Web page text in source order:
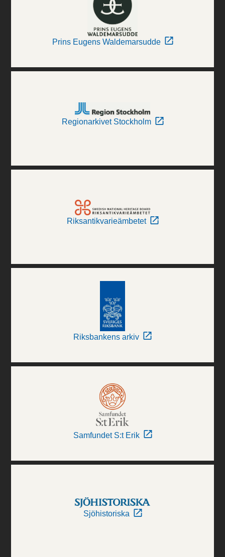
Prins Eugens Waldemarsudde
Regionarkivet Stockholm
Riksantikvarieämbetet
Riksbankens arkiv
Samfundet S:t Erik
Sjöhistoriska